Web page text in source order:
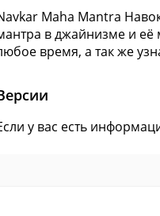
Maha Mantra
в джайнизме и её
время, а так же
у вас есть